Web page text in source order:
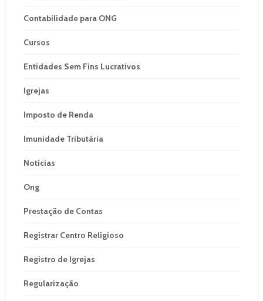
Contabilidade para ONG
Cursos
Entidades Sem Fins Lucrativos
Igrejas
Imposto de Renda
Imunidade Tributária
Notícias
Ong
Prestação de Contas
Registrar Centro Religioso
Registro de Igrejas
Regularização